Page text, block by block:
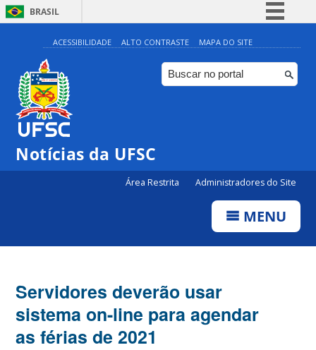
BRASIL
Simplifique!
Comunica BR
Participe
ACESSIBILIDADE ALTO CONTRASTE MAPA DO SITE
Notícias da UFSC
Área Restrita Administradores do Site
MENU
Servidores deverão usar
sistema on-line para agendar
as férias de 2021